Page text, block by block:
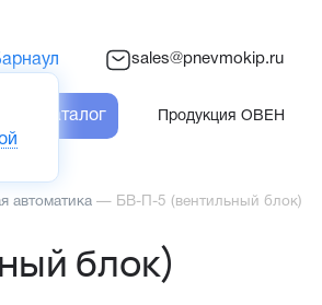
sales@pnevmokip.ru
Каталог Продукция ОВЕН
автоматика — БВ-П-5 (вентильный блок)
блок)